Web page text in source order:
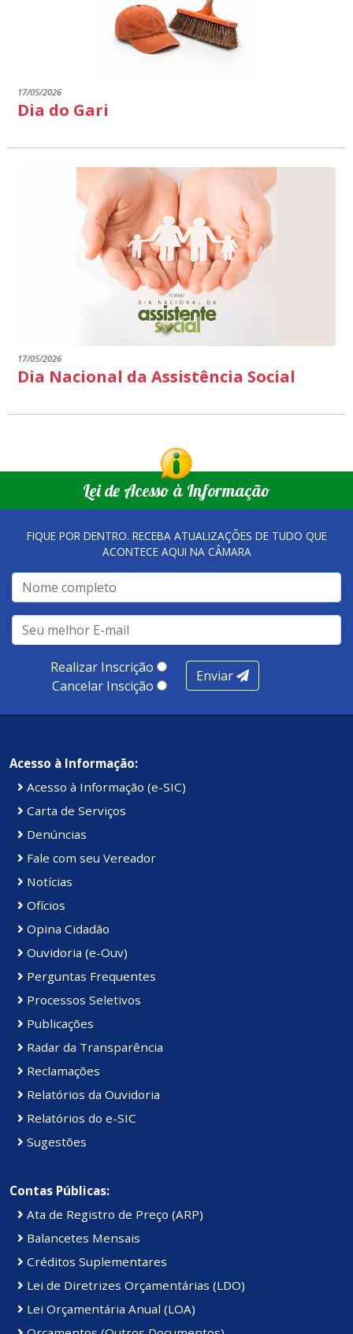
17/05/2026
Dia do Gari
17/05/2026
Dia Nacional da Assistência Social
Lei de Acesso à Informação
FIQUE POR DENTRO. RECEBA ATUALIZAÇÕES DE TUDO QUE
ACONTECE AQUI NA CÂMARA
Realizar Inscrição
Cancelar Inscição
Enviar
Acesso à Informação:
Acesso à Informação (e-SIC)
Carta de Serviços
Denúncias
Fale com seu Vereador
Notícias
Ofícios
Opina Cidadão
Ouvidoria (e-Ouv)
Perguntas Frequentes
Processos Seletivos
Publicações
Radar da Transparência
Reclamações
Relatórios da Ouvidoria
Relatórios do e-SIC
Sugestões
Contas Públicas:
Ata de Registro de Preço (ARP)
Balancetes Mensais
Créditos Suplementares
Lei de Diretrizes Orçamentárias (LDO)
Lei Orçamentária Anual (LOA)